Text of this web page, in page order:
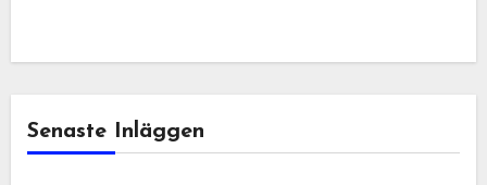
Senaste Inläggen